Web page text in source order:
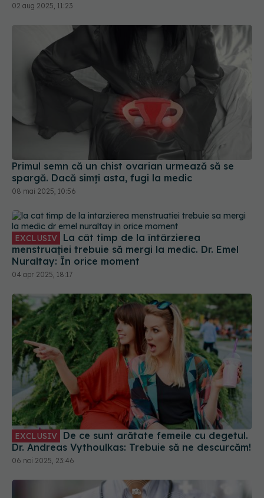
02 aug 2025, 11:23
Primul semn că un chist ovarian urmează să se
spargă. Dacă simți asta, fugi la medic
08 mai 2025, 10:56
EXCLUSIV
menstruației trebuie să mergi la medic. Dr. Emel
Nuraltay: În orice moment
04 apr 2025, 18:17
EXCLUSIV
Dr. Andreas Vythoulkas: Trebuie să ne descurcăm!
06 noi 2025, 23:46